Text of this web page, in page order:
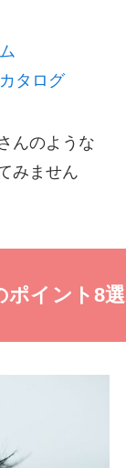
タログ
んのような
みません
ポイント8選